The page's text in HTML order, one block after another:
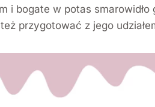
i bogate w potas
przygotować z jego